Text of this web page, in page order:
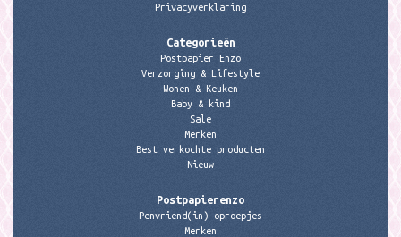
Privacyverklaring
Categorieën
Postpapier Enzo
Verzorging & Lifestyle
Wonen & Keuken
Baby & kind
Sale
Merken
Best verkochte producten
Nieuw
Postpapierenzo
Penvriend(in) oproepjes
Merken